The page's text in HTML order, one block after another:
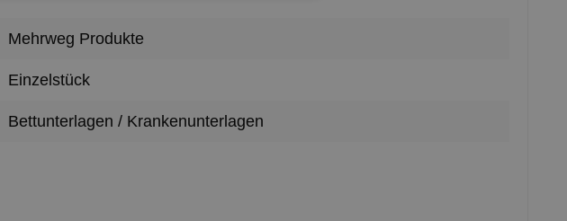
Mehrweg Produkte
Einzelstück
Bettunterlagen / Krankenunterlagen